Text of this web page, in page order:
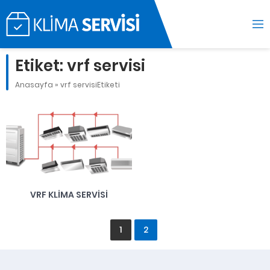
Etiket:vrf servisi
Anasayfa » vrf servisiEtiketi
VRF KLIMA SERVISI
1 2